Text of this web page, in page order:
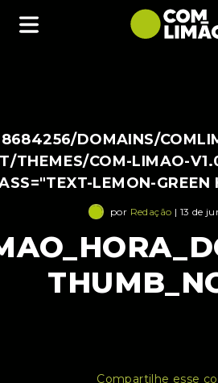
DOMAINS/
THEMES/COM-LIMAO-
LEMON-
por Redação | 13 de
Compartilhe esse